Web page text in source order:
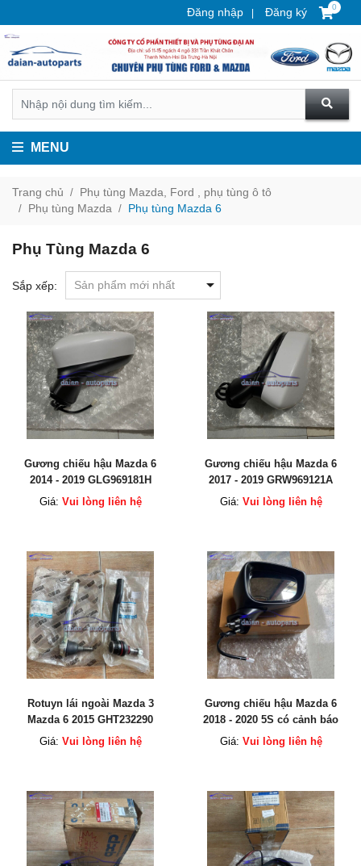
Đăng nhập Đăng ký 0
MENU
Trang chủ
Phụ tùng Mazda, Ford , phụ tùng ô tô
Phụ tùng Mazda
Phụ tùng Mazda 6
Phụ Tùng Mazda 6
Sắp xếp:
Gương chiếu hậu Mazda 6
2014 - 2019 GLG969181H
GLG969121H
Giá: Vui lòng liên hệ
Gương chiếu hậu Mazda 6
2017 - 2019 GRW969121A
GRW969181A
Giá: Vui lòng liên hệ
Rotuyn lái ngoài Mazda 3
Mazda 6 2015 GHT232290
GHT232280
Giá: Vui lòng liên hệ
Gương chiếu hậu Mazda 6
2018 - 2020 5S có cảnh báo
GRW969121A / GRW969181A
Giá: Vui lòng liên hệ